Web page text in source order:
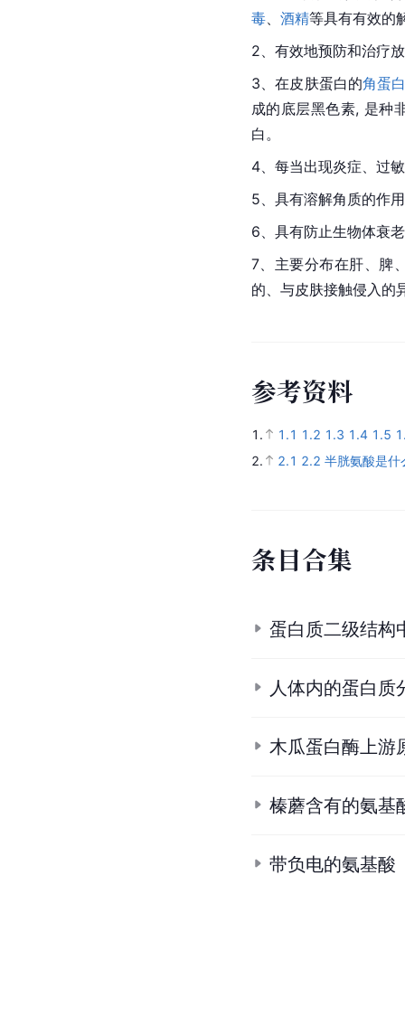
毒、 酒精等具有有效的
2、有效地预防和治疗
3、在皮肤蛋白的角蛋
成的底层黑色素, 是种
白。
4、每当出现炎症、过
5、具有溶解角质的作
6、具有防止生物体衰
7、主要分布在肝、脾
的、与皮肤接触侵入的
参考资料
1. 1.1 1.2 1.3 1.4 1.5
2.
2.1 2.2 半胱氨酸是什
条目合集
蛋白质二级结构
人体内的蛋白质
木瓜蛋白酶上游
榛蘑含有的氨基
带负电的氨基酸